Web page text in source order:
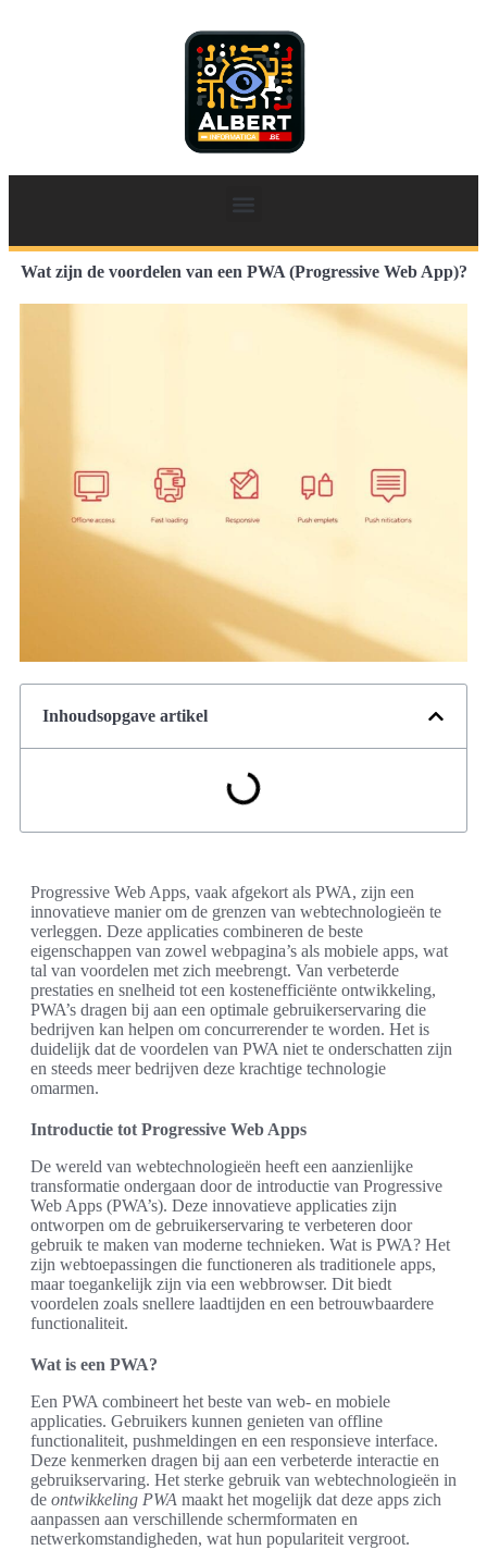
Wat zijn de voordelen van een PWA (Progressive Web App)?
Inhoudsopgave artikel
Progressive Web Apps, vaak afgekort als PWA, zijn een
innovatieve manier om de grenzen van webtechnologieën te
verleggen. Deze applicaties combineren de beste
eigenschappen van zowel webpagina’s als mobiele apps, wat
tal van voordelen met zich meebrengt. Van verbeterde
prestaties en snelheid tot een kostenefficiënte ontwikkeling,
PWA’s dragen bij aan een optimale gebruikerservaring die
bedrijven kan helpen om concurrerender te worden. Het is
duidelijk dat de voordelen van PWA niet te onderschatten zijn
en steeds meer bedrijven deze krachtige technologie
omarmen.
Introductie tot Progressive Web Apps
De wereld van webtechnologieën heeft een aanzienlijke
transformatie ondergaan door de introductie van Progressive
Web Apps (PWA’s). Deze innovatieve applicaties zijn
ontworpen om de gebruikerservaring te verbeteren door
gebruik te maken van moderne technieken. Wat is PWA? Het
zijn webtoepassingen die functioneren als traditionele apps,
maar toegankelijk zijn via een webbrowser. Dit biedt
voordelen zoals snellere laadtijden en een betrouwbaardere
functionaliteit.
Wat is een PWA?
Een PWA combineert het beste van web- en mobiele
applicaties. Gebruikers kunnen genieten van offline
functionaliteit, pushmeldingen en een responsieve interface.
Deze kenmerken dragen bij aan een verbeterde interactie en
gebruikservaring. Het sterke gebruik van webtechnologieën in
de ontwikkeling PWA maakt het mogelijk dat deze apps zich
aanpassen aan verschillende schermformaten en
netwerkomstandigheden, wat hun populariteit vergroot.